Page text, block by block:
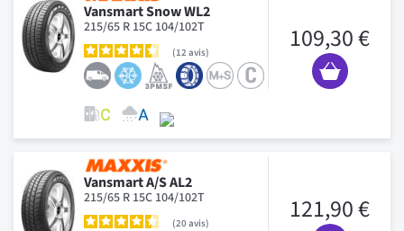
Vansmart Snow WL2
215/65 R 15C 104/102T
12 avis 109,30 €
Vansmart A/S AL2
215/65 R 15C 104/102T
20avis 121,90 €